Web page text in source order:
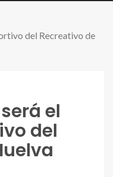
del Recreativo de
el
del